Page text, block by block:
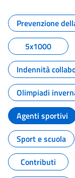
Tutti i
Prevenzione
5x1000
Indennità
Olimpiadi
Agenti sportivi
Sport e scuola
Contributi